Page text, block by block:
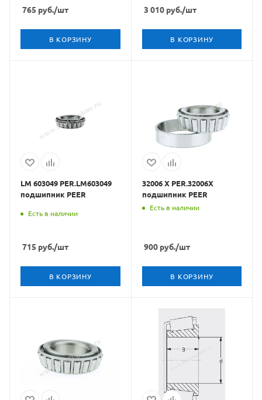
765 руб./шт
В КОРЗИНУ
3 010руб./шт
В КОРЗИНУ
LM 603049 PER.LM603049
подшипник PEER
Есть в наличии
715 руб./шт
В КОРЗИНУ
32006 X PER.32006X
подшипник PEER
Есть в наличии
900руб./шт
В КОРЗИНУ